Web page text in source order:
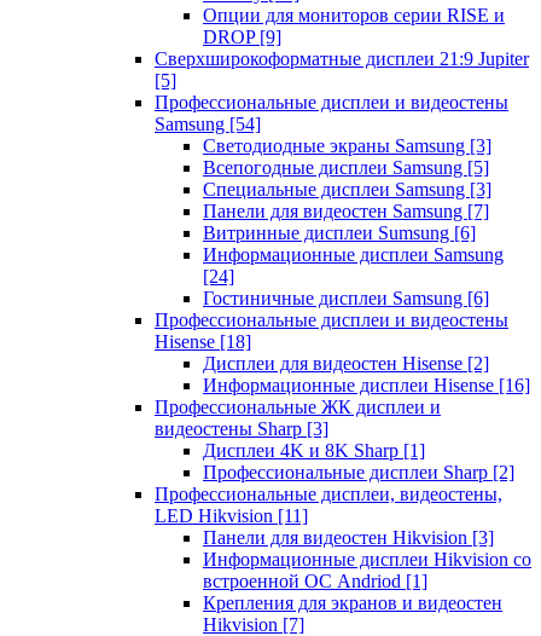
Опции для мониторов серии RISE и
DROP [9]
Сверхширокоформатные дисплеи 21:9 Jupiter
[5]
Профессиональные дисплеи и видеостены
Samsung [54]
Светодиодные экраны Samsung [3]
Всепогодные дисплеи Samsung [5]
Специальные дисплеи Samsung [3]
Панели для видеостен Samsung [7]
Витринные дисплеи Sumsung [6]
Информационные дисплеи Samsung
[24]
Гостиничные дисплеи Samsung [6]
Профессиональные дисплеи и видеостены
Hisense [18]
Дисплеи для видеостен Hisense [2]
Информационные дисплеи Hisense [16]
Профессиональные ЖК дисплеи и
видеостены Sharp [3]
Дисплеи 4K и 8K Sharp [1]
Профессиональные дисплеи Sharp [2]
Профессиональные дисплеи, видеостены,
LED Hikvision [11]
Панели для видеостен Hikvision [3]
Информационные дисплеи Hikvision со
встроенной ОС Andriod [1]
Крепления для экранов и видеостен
Hikvision [7]